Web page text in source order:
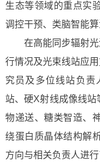
生态等领域的重点实
调控干预、类脑智能
在高能同步辐射光
行情况及光束线站应
究员及多位线站负责
站、硬X射线成像线
物递送、糖类智造、
绕蛋白质晶体结构解
方向与相关负责人进行